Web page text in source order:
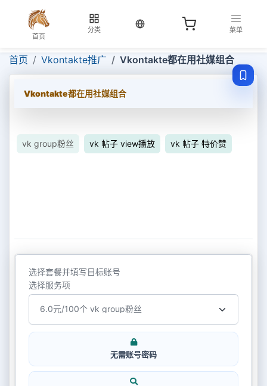
首页
分类
当前语言：中文
菜单
首页 Vkontakte推广 Vkontakte都在用社媒组合
Vkontakte都在用社媒组合
vk group粉丝 vk 帖子 view播放 vk 帖子 特价赞
选择套餐并填写目标账号
选择服务项
无需账号密码